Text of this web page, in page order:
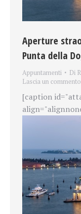
Aperture
Punta della
Appuntamenti Di
Lascia un commento
[caption